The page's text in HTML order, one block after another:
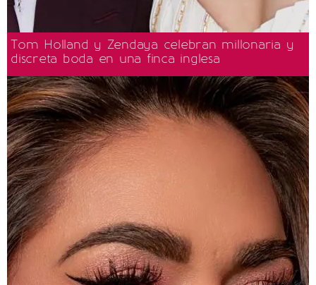
Tom Holland y Zendaya celebran millonaria y
discreta boda en una finca inglesa